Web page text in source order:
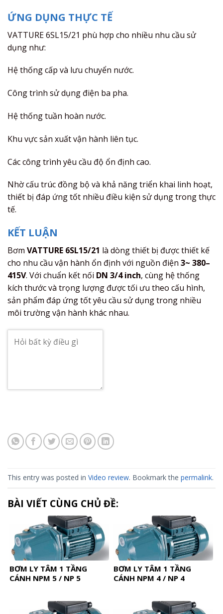
ỨNG DỤNG THỰC TẾ
VATTURE 6SL15/21 phù hợp cho nhiều nhu cầu sử
dụng như:
Hệ thống cấp và lưu chuyển nước.
Công trình sử dụng điện ba pha.
Hệ thống tuần hoàn nước.
Khu vực sản xuất vận hành liên tục.
Các công trình yêu cầu độ ổn định cao.
Nhờ cấu trúc đồng bộ và khả năng triển khai linh hoạt,
thiết bị đáp ứng tốt nhiều điều kiện sử dụng trong thực
tế.
KẾT LUẬN
Bơm VATTURE 6SL15/21 là dòng thiết bị được thiết kế
cho nhu cầu vận hành ổn định với nguồn điện 3~ 380–
415V. Với chuẩn kết nối DN 3/4 inch, cùng hệ thống
kích thước và trọng lượng được tối ưu theo cấu hình,
sản phẩm đáp ứng tốt yêu cầu sử dụng trong nhiều
môi trường vận hành khác nhau.
This entry was posted in Video review. Bookmark the permalink.
BÀI VIẾT CÙNG CHỦ ĐỀ:
BƠM LY TÂM 1 TẦNG
CÁNH NPM 5 / NP 5
BƠM LY TÂM 1 TẦNG
CÁNH NPM 4 / NP 4